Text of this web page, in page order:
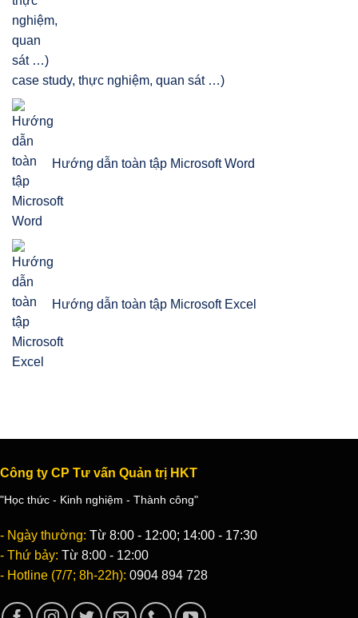
case study, thực nghiệm, quan sát …)
Hướng dẫn toàn tập Microsoft Word
Hướng dẫn toàn tập Microsoft Excel
Công ty CP Tư vấn Quản trị HKT
"Học thức - Kinh nghiệm - Thành công"
- Ngày thường: Từ 8:00 - 12:00; 14:00 - 17:30
- Thứ bảy: Từ 8:00 - 12:00
- Hotline (7/7; 8h-22h): 0904 894 728